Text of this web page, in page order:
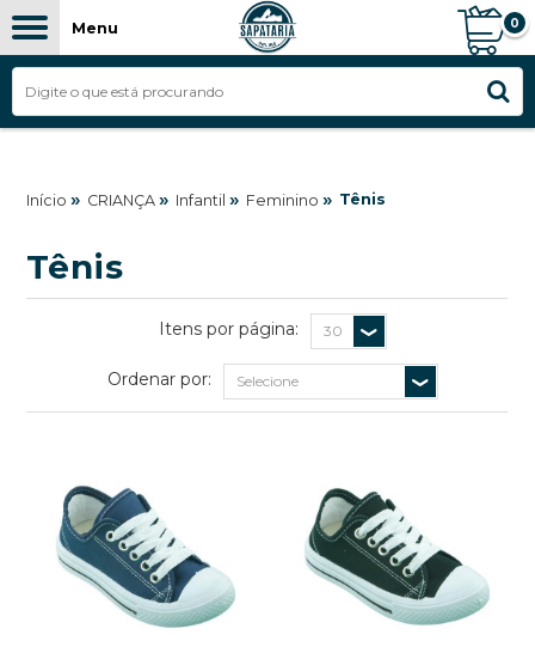
Menu 0
Início » CRIANÇA » Infantil » Feminino » Tênis
Tênis
Itens por página:
Ordenar por: